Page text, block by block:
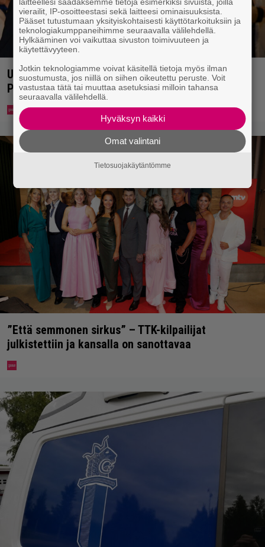
Uuno: Hjallis Harkimo menee naimisiin Jasmine
Pajarin kanssa
”Että semmonen sirkus” – TTK-kilpailijat
julkistettiin ja kansalla on sanottavaa
vierailit, IP-osoitteestasi sekä laitteesi ominaisuuksista.
Pääset tutustumaan yksityiskohtaisesti käyttötarkoituksiin ja
teknologiakumppaneihimme seuraavalla välilehdellä.
Hylkääminen voi vaikuttaa sivuston toimivuuteen ja
käytettävyyteen.
Jotkin teknologiamme voivat käsitellä tietoja myös ilman
suostumusta, jos niillä on siihen oikeutettu peruste. Voit
vastustaa tätä tai muuttaa asetuksiasi milloin tahansa
seuraavalla välilehdellä.
Hyväksyn kaikki
Omat valintani
Tietosuojakäytäntömme